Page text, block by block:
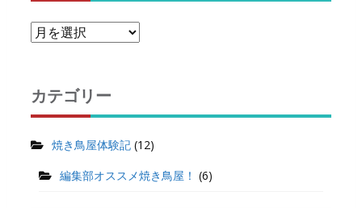
カテゴリー
焼き鳥屋体験記 (12)
編集部オススメ焼き鳥屋！ (6)